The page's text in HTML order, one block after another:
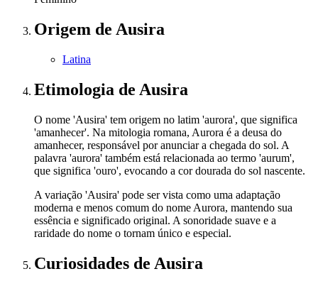
Origem de Ausira
Latina
Etimologia de Ausira
O nome 'Ausira' tem origem no latim 'aurora', que significa
'amanhecer'. Na mitologia romana, Aurora é a deusa do
amanhecer, responsável por anunciar a chegada do sol. A
palavra 'aurora' também está relacionada ao termo 'aurum',
que significa 'ouro', evocando a cor dourada do sol nascente.
A variação 'Ausira' pode ser vista como uma adaptação
moderna e menos comum do nome Aurora, mantendo sua
essência e significado original. A sonoridade suave e a
raridade do nome o tornam único e especial.
Curiosidades de Ausira